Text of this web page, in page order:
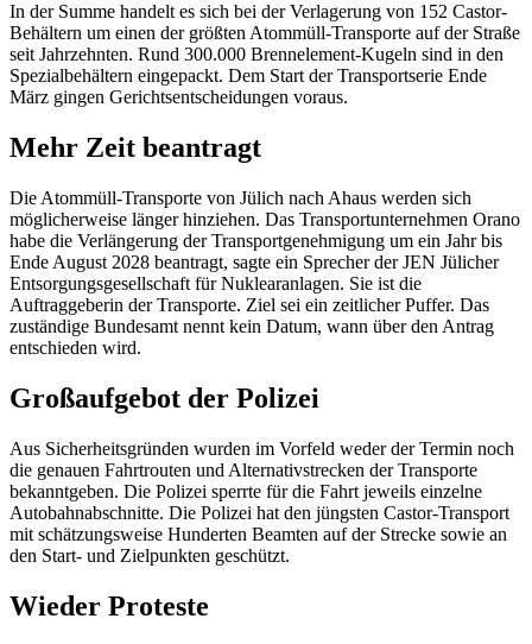
In der Summe handelt es sich bei der Verlagerung von 152 Castor-
Behältern um einen der größten Atommüll-Transporte auf der Straße
seit Jahrzehnten. Rund 300.000 Brennelement-Kugeln sind in den
Spezialbehältern eingepackt. Dem Start der Transportserie Ende
März gingen Gerichtsentscheidungen voraus.
Mehr Zeit beantragt
Die Atommüll-Transporte von Jülich nach Ahaus werden sich
möglicherweise länger hinziehen. Das Transportunternehmen Orano
habe die Verlängerung der Transportgenehmigung um ein Jahr bis
Ende August 2028 beantragt, sagte ein Sprecher der JEN Jülicher
Entsorgungsgesellschaft für Nuklearanlagen. Sie ist die
Auftraggeberin der Transporte. Ziel sei ein zeitlicher Puffer. Das
zuständige Bundesamt nennt kein Datum, wann über den Antrag
entschieden wird.
Großaufgebot der Polizei
Aus Sicherheitsgründen wurden im Vorfeld weder der Termin noch
die genauen Fahrtrouten und Alternativstrecken der Transporte
bekanntgeben. Die Polizei sperrte für die Fahrt jeweils einzelne
Autobahnabschnitte. Die Polizei hat den jüngsten Castor-Transport
mit schätzungsweise Hunderten Beamten auf der Strecke sowie an
den Start- und Zielpunkten geschützt.
Wieder Proteste